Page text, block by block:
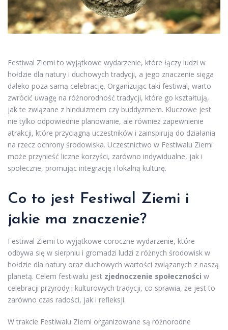
Festiwal Ziemi to wyjątkowe wydarzenie, które łączy ludzi w
hołdzie dla natury i duchowych tradycji, a jego znaczenie sięga
daleko poza samą celebrację. Organizując taki festiwal, warto
zwrócić uwagę na różnorodność tradycji, które go kształtują,
jak te związane z hinduizmem czy buddyzmem. Kluczowe jest
nie tylko odpowiednie planowanie, ale również zapewnienie
atrakcji, które przyciągną uczestników i zainspirują do działania
na rzecz ochrony środowiska. Uczestnictwo w Festiwalu Ziemi
może przynieść liczne korzyści, zarówno indywidualne, jak i
społeczne, promując integrację i lokalną kulturę.
Co to jest Festiwal Ziemi i
jakie ma znaczenie?
Festiwal Ziemi to wyjątkowe coroczne wydarzenie, które
odbywa się w sierpniu i gromadzi ludzi z różnych środowisk w
hołdzie dla natury oraz duchowych wartości związanych z naszą
planetą. Celem festiwalu jest zjednoczenie społeczności w
celebracji przyrody i kulturowych tradycji, co sprawia, że jest to
zarówno czas radości, jak i refleksji.
W trakcie Festiwalu Ziemi organizowane są różnorodne